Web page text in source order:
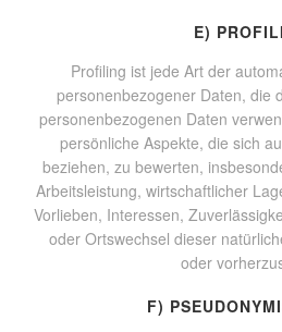
E)
Profiling ist jede Art der
personenbezogener Daten, die
personenbezogenen Daten
persönliche Aspekte, die sich
beziehen, zu bewerten,
Arbeitsleistung, wirtschaftlicher
Vorlieben, Interessen,
oder Ortswechsel dieser
oder
F)